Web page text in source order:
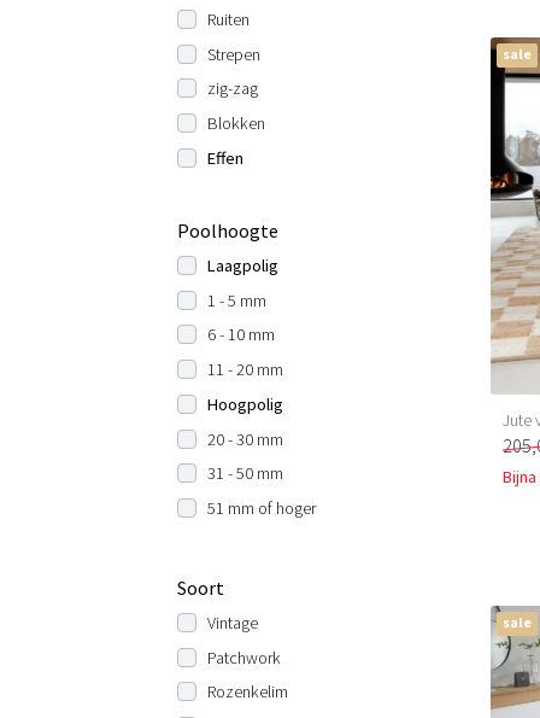
Ruiten
Strepen
zig-zag
Blokken
Effen
Poolhoogte
Laagpolig
1 - 5 mm
6 - 10 mm
11 - 20 mm
Hoogpolig
20 - 30 mm
31 - 50 mm
51 mm of hoger
Soort
Vintage
Patchwork
Rozenkelim
sale
Jute
sale